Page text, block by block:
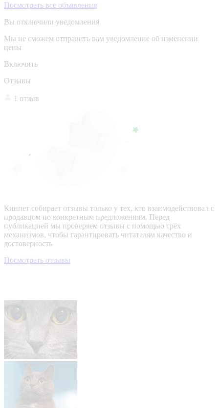
Посмотреть все объявления
Вы отключили уведомления
Мы не сможем отправить вам уведомление об изменении
цены
Включить
Отзывы
1 отзыв
Кинпет собирает отзывы только у тех, кто взаимодействовал с
продавцом по конкретным предложениям. Перед
публикацией мы проверяем отзывы с помощью трёх
механизмов, чтобы гарантировать читателям качество и
достоверность
Посмотреть отзывы